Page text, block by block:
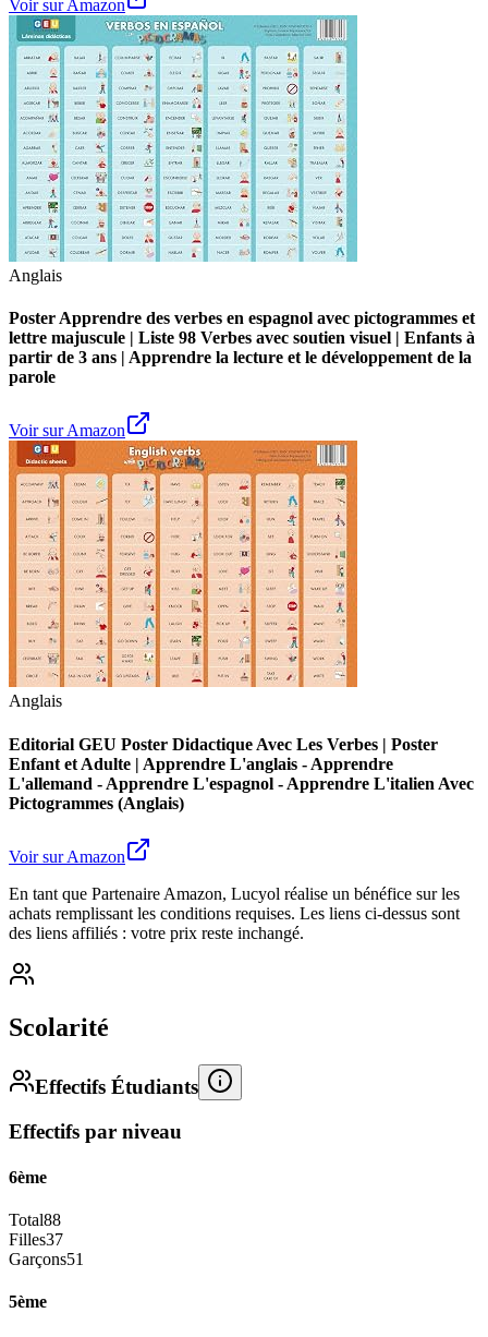
Voir sur Amazon
Anglais
Poster Apprendre des verbes en espagnol avec pictogrammes et
lettre majuscule | Liste 98 Verbes avec soutien visuel | Enfants à
partir de 3 ans | Apprendre la lecture et le développement de la
parole
Voir sur Amazon
Anglais
Editorial GEU Poster Didactique Avec Les Verbes | Poster
Enfant et Adulte | Apprendre L'anglais - Apprendre
L'allemand - Apprendre L'espagnol - Apprendre L'italien Avec
Pictogrammes (Anglais)
Voir sur Amazon
En tant que Partenaire Amazon, Lucyol réalise un bénéfice sur les
achats remplissant les conditions requises. Les liens ci-dessus sont
des liens affiliés : votre prix reste inchangé.
Scolarité
Effectifs Étudiants
Effectifs par niveau
6ème
Total88
Filles37
Garçons51
5ème